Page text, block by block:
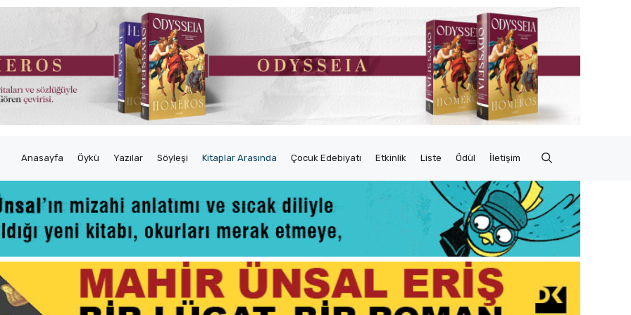
Anasayfa Öykü Yazılar Söyleşi Kitaplar Arasında Çocuk Edebiyatı Etkinlik Liste Ödül İletişim